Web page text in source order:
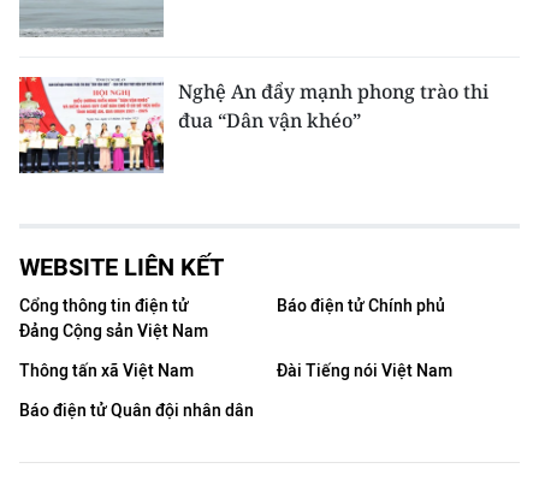
Nghệ An đẩy mạnh phong trào thi
đua “Dân vận khéo”
WEBSITE LIÊN KẾT
Cổng thông tin điện tử
Đảng Cộng sản Việt Nam
Báo điện tử Chính phủ
Thông tấn xã Việt Nam
Đài Tiếng nói Việt Nam
Báo điện tử Quân đội nhân dân